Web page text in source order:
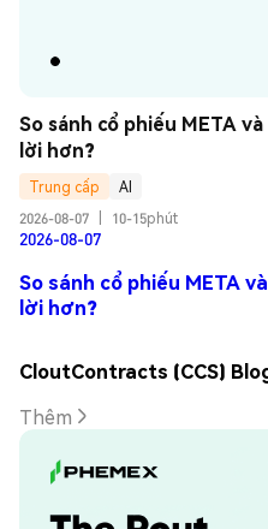
So sánh cổ phiếu META
lời hơn?
Trung cấp
AI
2026-08-07
10-15phút
2026-08-07
So sánh cổ phiếu META
lời hơn?
CloutContracts (CCS)
Thêm